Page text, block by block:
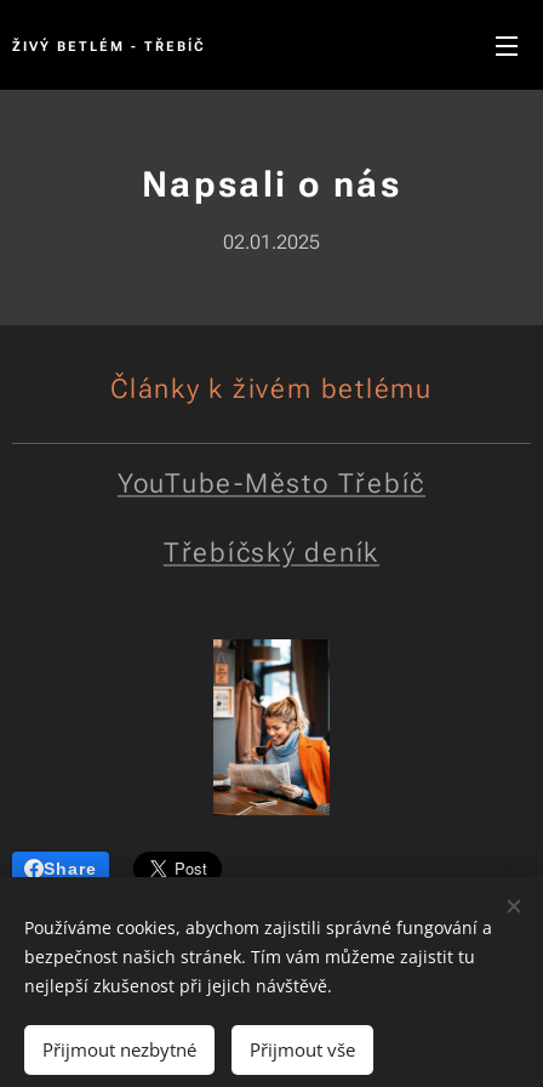
ŽIVÝ BETLÉM - TŘEBÍČ
Napsali o nás
02.01.2025
Články k živém betlému
YouTube-Město Třebíč
Třebíčský deník
Share
Římskokatolická farnost Třebíč zámek
-Křesťanské akce Třebíčska-Musica animata
Vytvořeno službou Webnode
Používáme cookies, abychom zajistili správné fungování a
bezpečnost našich stránek. Tím vám můžeme zajistit tu
nejlepší zkušenost při jejich návštěvě.
Přijmout nezbytné Přijmout vše